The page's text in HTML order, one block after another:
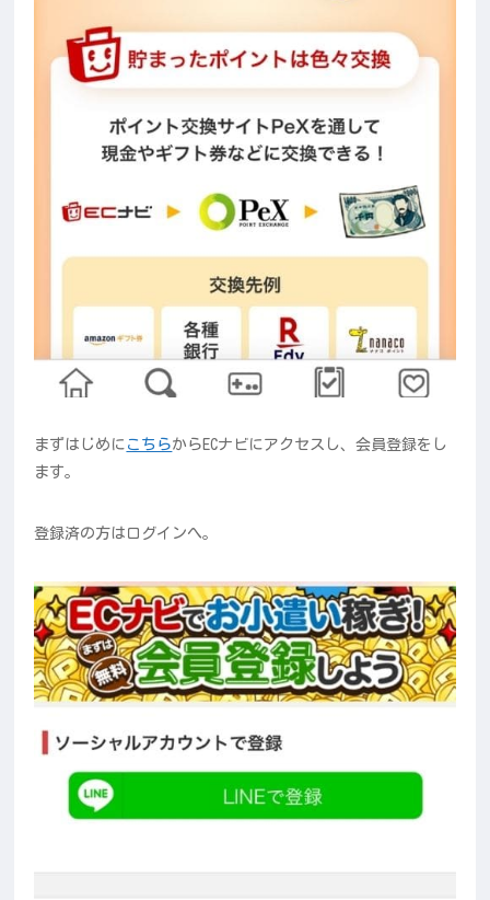
まずはじめに こちらからECナビにアクセスし、会員登録をし
ます。
登録済の方はログインへ。